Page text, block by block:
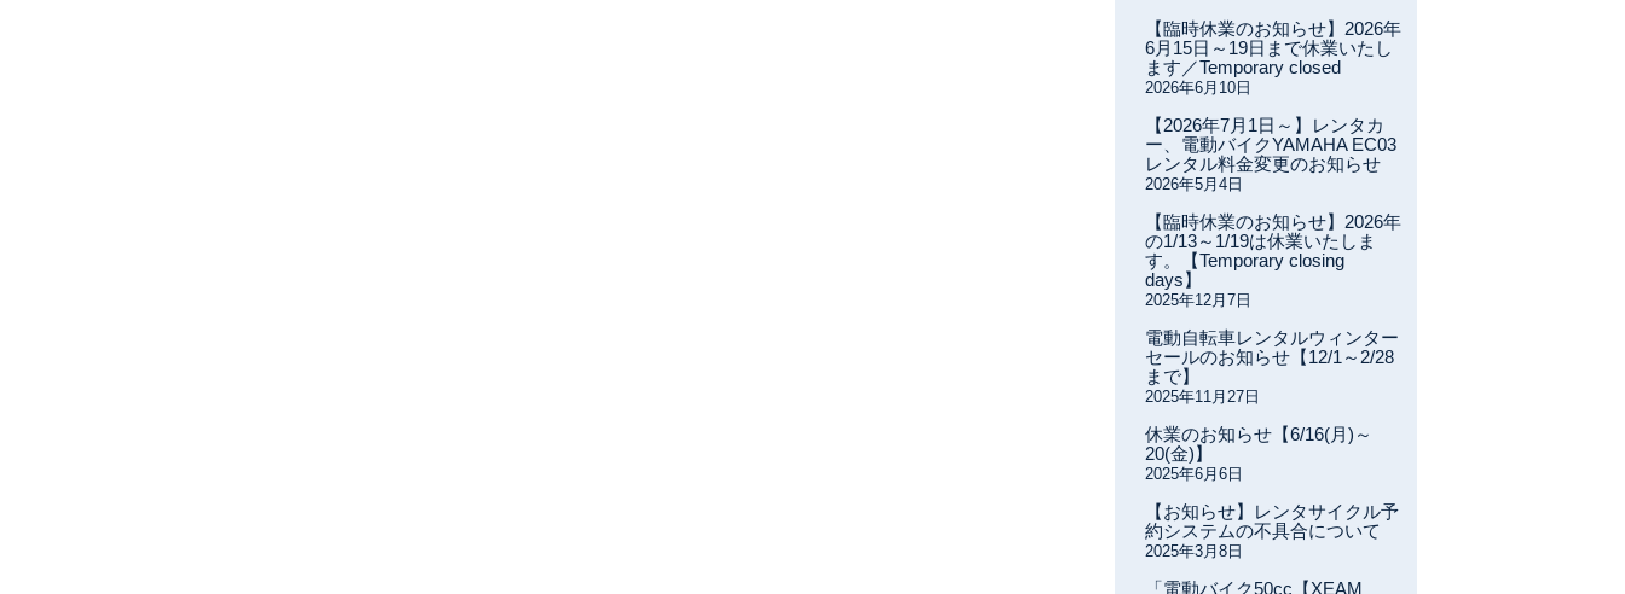
【臨時休業のお知らせ】2026年
6月15日～19日まで休業いたし
ます／Temporary closed
2026年6月10日
【2026年7月1日～】レンタカ
ー、電動バイクYAMAHA EC03
レンタル料金変更のお知らせ
2026年5月4日
【臨時休業のお知らせ】2026年
の1/13～1/19は休業いたしま
す。【Temporary closing
days】
2025年12月7日
電動自転車レンタルウィンター
セールのお知らせ【12/1～2/28
まで】
2025年11月27日
休業のお知らせ【6/16(月)～
20(金)】
2025年6月6日
【お知らせ】レンタサイクル予
約システムの不具合について
2025年3月8日
「電動バイク50cc【XEAM